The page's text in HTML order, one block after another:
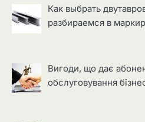
Как выбрать
разбираемся в
Вигоди, що дає
обслуговування